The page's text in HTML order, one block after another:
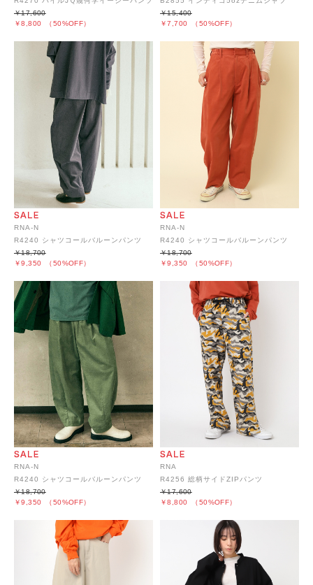
￥8,800 （50%OFF）
￥17,600
￥7,700 （50%OFF）
￥15,400
RNA-N
R4240 シャツコールバルーンパンツ
￥9,350 （50%OFF）
￥18,700
RNA-N
R4240 シャツコールバルーンパンツ
￥9,350 （50%OFF）
￥18,700
RNA-N
R4240 シャツコールバルーンパンツ
￥9,350 （50%OFF）
￥18,700
RNA
R4256 総柄サイドZIPパンツ
￥8,800 （50%OFF）
￥17,600